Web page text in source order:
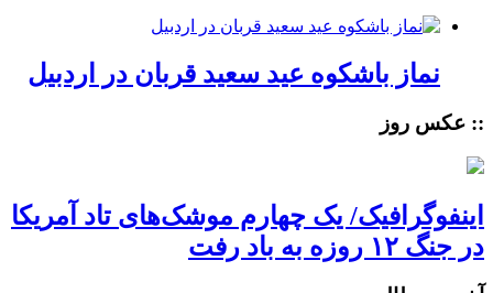
نماز باشکوه عید سعید قربان در اردبیل
:: عکس روز
اینفوگرافیک/ یک چهارم موشک‌های تاد آمریکا
در جنگ ۱۲ روزه به باد رفت